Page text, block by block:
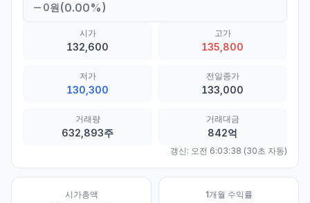
0원(0.00%)
시가
132,600
고가
135,800
저가
130,300
전일종가
133,000
거래량
632,893주
거래대금
842억
갱신: 오전 6:03:38 (30초 자동)
시가총액 1개월 수익률